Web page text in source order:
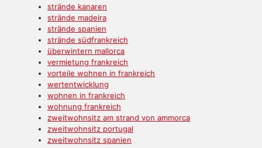
strände kanaren
strände madeira
strände spanien
strände südfrankreich
überwintern mallorca
vermietung frankreich
vorteile wohnen in frankreich
wertentwicklung
wohnen in frankreich
wohnung frankreich
zweitwohnsitz am strand von ammorca
zweitwohnsitz portugal
zweitwohnsitz spanien